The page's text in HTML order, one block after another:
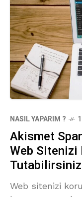
NASIL YAPARIM ?
Akismet
Web Sitenizi
Web sitenizi